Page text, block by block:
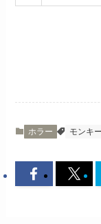
ホラー モンキ